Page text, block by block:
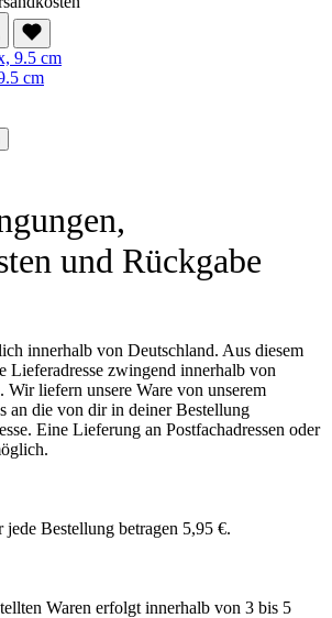
cm
und Rückgabe
innerhalb von Deutschland. Aus diesem
Lieferadresse zwingend innerhalb von
Wir liefern unsere Ware von unserem
an die von dir in deiner Bestellung
Eine Lieferung an Postfachadressen oder
Bestellung betragen 5,95 €.
Waren erfolgt innerhalb von 3 bis 5